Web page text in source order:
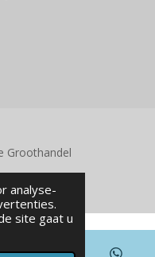
analyse-
site gaat u
Groothandel